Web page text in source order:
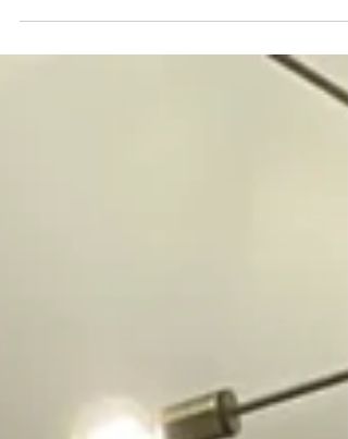
きました。 築25年ほど経つそうでクロスも経年によ